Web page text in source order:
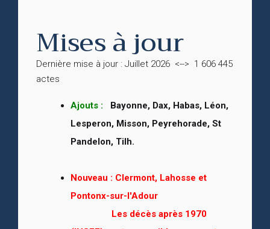
Mises à jour
Dernière mise à jour : Juillet 2026 <--> 1 606 445
actes
Ajouts : Bayonne, Dax, Habas, Léon,
Lesperon, Misson, Peyrehorade, St
Pandelon, Tilh.
Nouveau : Clermont, Lahosse et
Pontonx-sur-l'Adour
Les décès après 1970